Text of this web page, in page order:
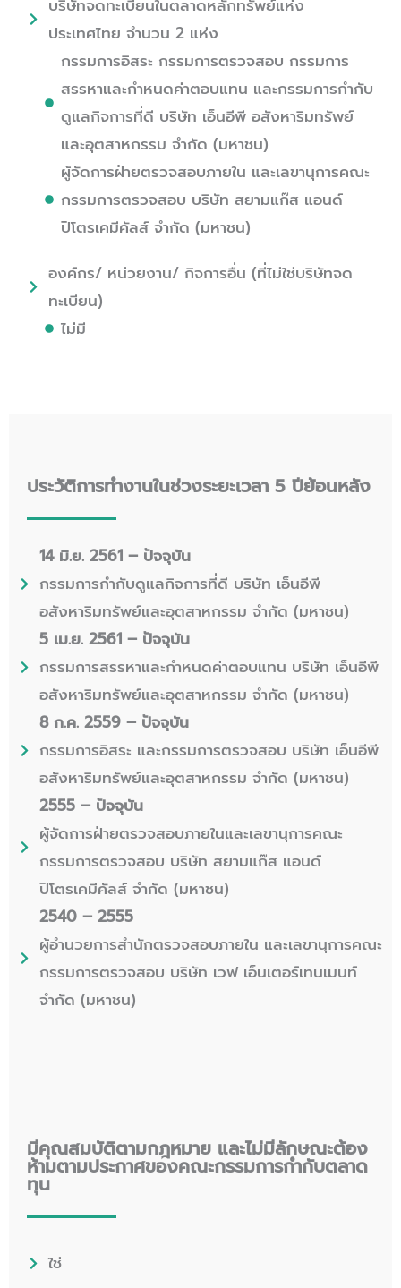
บริษัทจดทะเบียนในตลาดหลักทรัพย์แห่ง
ประเทศไทย จำนวน 2 แห่ง
กรรมการอิสระ กรรมการตรวจสอบ กรรมการ
สรรหาและกำหนดค่าตอบแทน และกรรมการกำกับ
ดูแลกิจการที่ดี บริษัท เอ็นอีพี อสังหาริมทรัพย์
และอุตสาหกรรม จำกัด (มหาชน)
ผู้จัดการฝ่ายตรวจสอบภายใน และเลขานุการคณะ
กรรมการตรวจสอบ บริษัท สยามแก๊ส แอนด์
ปิโตรเคมีคัลส์ จำกัด (มหาชน)
องค์กร/ หน่วยงาน/ กิจการอื่น (ที่ไม่ใช่บริษัทจด
ทะเบียน)
ไม่มี
ประวัติการทำงานในช่วงระยะเวลา 5 ปีย้อนหลัง
14 มิ.ย. 2561 – ปัจจุบัน
กรรมการกำกับดูแลกิจการที่ดี บริษัท เอ็นอีพี
อสังหาริมทรัพย์และอุตสาหกรรม จำกัด (มหาชน)
5 เม.ย. 2561 – ปัจจุบัน
กรรมการสรรหาและกำหนดค่าตอบแทน บริษัท เอ็นอีพี
อสังหาริมทรัพย์และอุตสาหกรรม จำกัด (มหาชน)
8 ก.ค. 2559 – ปัจจุบัน
กรรมการอิสระ และกรรมการตรวจสอบ บริษัท เอ็นอีพี
อสังหาริมทรัพย์และอุตสาหกรรม จำกัด (มหาชน)
2555 – ปัจจุบัน
ผู้จัดการฝ่ายตรวจสอบภายในและเลขานุการคณะ
กรรมการตรวจสอบ บริษัท สยามแก๊ส แอนด์
ปิโตรเคมีคัลส์ จำกัด (มหาชน)
2540 – 2555
ผู้อำนวยการสำนักตรวจสอบภายใน และเลขานุการคณะ
กรรมการตรวจสอบ บริษัท เวฟ เอ็นเตอร์เทนเมนท์
จำกัด (มหาชน)
มีคุณสมบัติตามกฎหมาย และไม่มีลักษณะต้อง
ห้ามตามประกาศของคณะกรรมการกำกับตลาด
ทุน
ใช่